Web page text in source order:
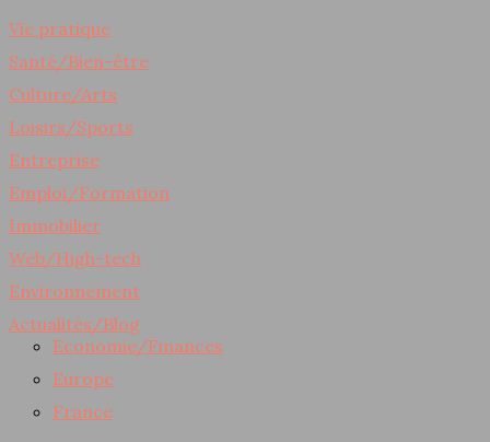
Vie pratique
Santé/Bien-être
Culture/Arts
Loisirs/Sports
Entreprise
Emploi/Formation
Immobilier
Web/High-tech
Environnement
Actualités/Blog
Economie/Finances
Europe
France